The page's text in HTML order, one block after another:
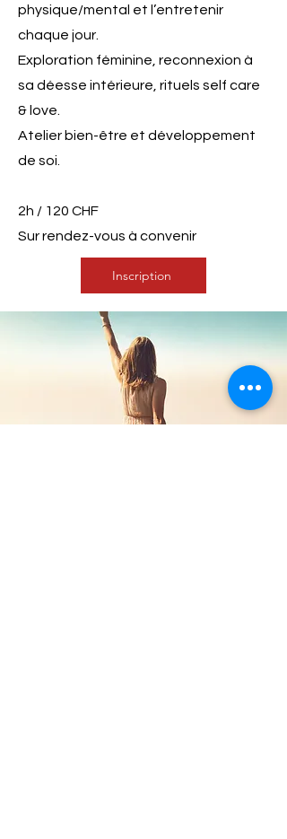
physique/mental et l’entretenir
chaque jour.
Exploration féminine, reconnexion à
sa déesse intérieure, rituels self care
& love.
Atelier bien-être et développement
de soi.
2h / 120 CHF
Sur rendez-vous à convenir
Inscription